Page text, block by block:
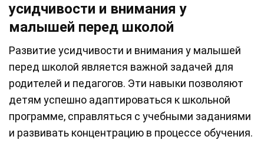
усидчивости и внимания у
малышей перед школой
Развитие усидчивости и внимания у малышей
перед школой является важной задачей для
родителей и педагогов. Эти навыки позволяют
детям успешно адаптироваться к школьной
программе, справляться с учебными заданиями
и развивать концентрацию в процессе обучения.